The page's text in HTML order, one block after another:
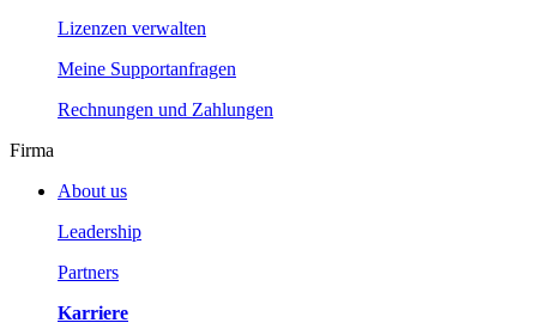
Lizenzen verwalten
Meine Supportanfragen
Rechnungen und Zahlungen
Firma
About us
Leadership
Partners
Karriere